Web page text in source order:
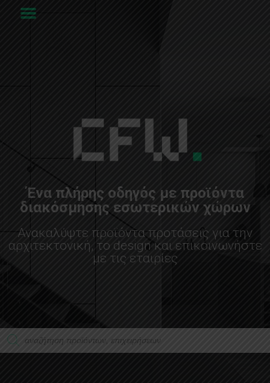
Ένα πλήρης οδηγός με προϊόντα
διακόσμησης εσωτερικών χώρων
Ανακαλύψτε προϊόντα προτάσεις για την
αρχιτεκτονική, το design και επικοινωνήστε
με τις εταιρίες